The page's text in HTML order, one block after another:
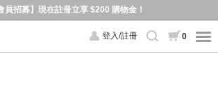
員招募】現在註冊立享 $200 購物金！
登入/註冊 0